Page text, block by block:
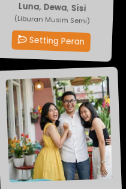
Luna ,Dewa ,Sisi
(Liburan Musim Semi)
Setting Peran